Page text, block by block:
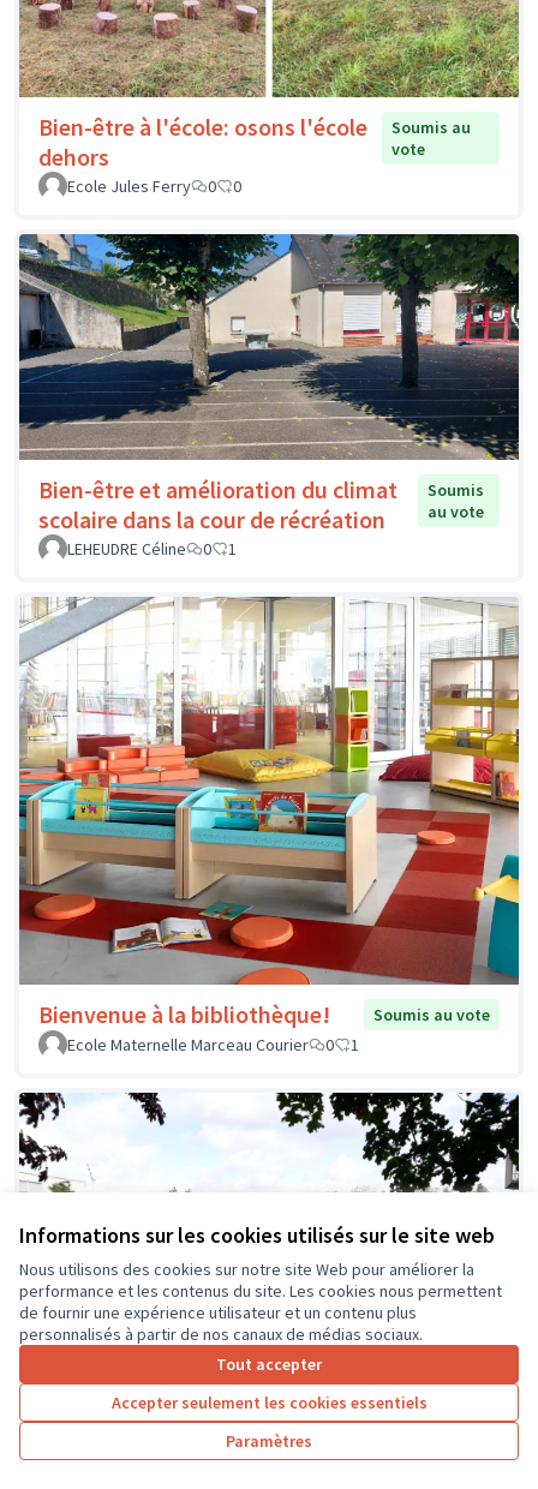
Informations sur les cookies utilisés sur le site web
Nous utilisons des cookies sur notre site Web pour améliorer la
performance et les contenus du site. Les cookies nous permettent
de fournir une expérience utilisateur et un contenu plus
personnalisés à partir de nos canaux de médias sociaux.
Tout accepter
Accepter seulement les cookies essentiels
Paramètres
Bien-être à l'école: osons l'école
dehors
Soumis au
vote
Ecole Jules Ferry
0 0
Bien-être et amélioration du climat
scolaire dans la cour de récréation
Soumis
au vote
LEHEUDRE Céline
0 1
Bienvenue à la bibliothèque!
Soumis au vote
Ecole Maternelle Marceau Courier
0 1